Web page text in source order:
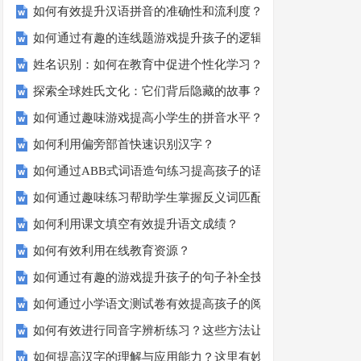
如何有效提升汉语拼音的准确性和流利度？这里有妙招！
如何通过有趣的连线题游戏提升孩子的逻辑思维能力？
姓名识别：如何在教育中促进个性化学习？
探索全球姓氏文化：它们背后隐藏的故事？
如何通过趣味游戏提高小学生的拼音水平？
如何利用偏旁部首快速识别汉字？
如何通过ABB式词语造句练习提高孩子的语言表达能力？
如何通过趣味练习帮助学生掌握反义词匹配？
如何利用课文填空有效提升语文成绩？
如何有效利用在线教育资源？
如何通过有趣的游戏提升孩子的句子补全技巧？
如何通过小学语文测试卷有效提高孩子的阅读与写作技能？
如何有效进行同音字辨析练习？这些方法让你事半功倍！
如何提高汉字的理解与应用能力？这里有妙招！